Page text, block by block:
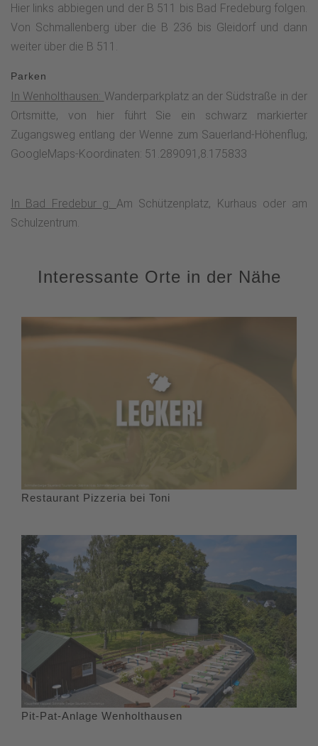
Hier links abbiegen und der B 511 bis Bad Fredeburg folgen.
Von Schmallenberg über die B 236 bis Gleidorf und dann
weiter über die B 511.
Parken
In Wenholthausen: Wanderparkplatz an der Südstraße in der
Ortsmitte, von hier führt Sie ein schwarz markierter
Zugangsweg entlang der Wenne zum Sauerland-Höhenflug;
GoogleMaps-Koordinaten: 51.289091,8.175833
In Bad Fredebur g: Am Schützenplatz, Kurhaus oder am
Schulzentrum.
Interessante Orte in der Nähe
Restaurant Pizzeria bei Toni
Pit-Pat-Anlage Wenholthausen